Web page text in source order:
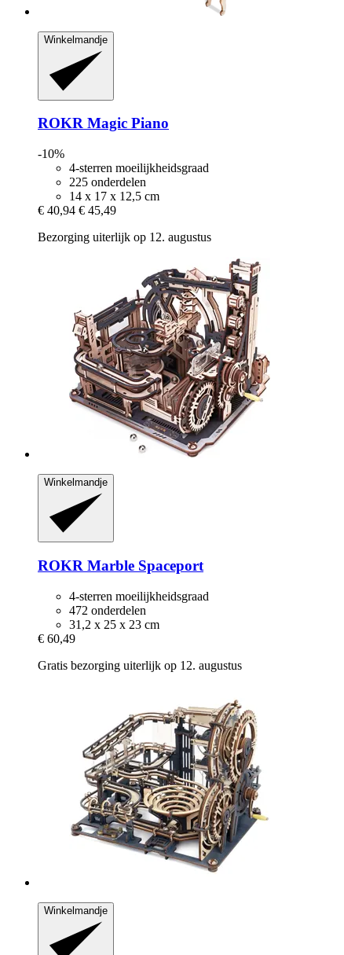
Winkelmandje
ROKR Magic Piano
-10%
4-sterren moeilijkheidsgraad
225 onderdelen
14 x 17 x 12,5 cm
€ 40,94 € 45,49
Bezorging uiterlijk op 12. augustus
Winkelmandje
ROKR Marble Spaceport
4-sterren moeilijkheidsgraad
472 onderdelen
31,2 x 25 x 23 cm
€ 60,49
Gratis bezorging uiterlijk op 12. augustus
Winkelmandje